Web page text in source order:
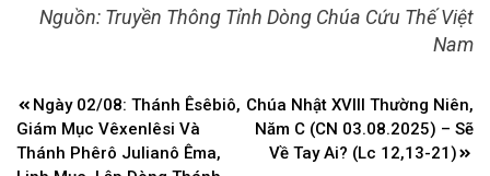
Nguồn: Truyền Thông Tỉnh Dòng Chúa Cứu Thế Việt
Nam
Điều
hướng
bài
Ngày 02/08: Thánh Êsêbiô,
Giám Mục Vêxenlêsi Và
Thánh Phêrô Julianô Êma,
Chúa Nhật XVIII Thường Niên,
Năm C (CN 03.08.2025) – Sẽ
Về Tay Ai? (Lc 12,13-21)